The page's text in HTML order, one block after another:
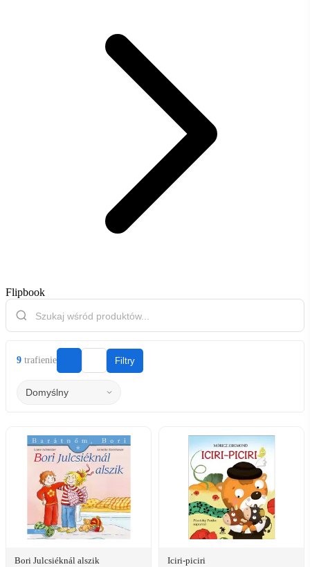
Flipbook
9 trafienie Filtry
Bori Julcsiéknál alszik Iciri-piciri